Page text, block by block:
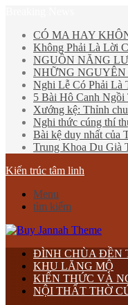
CÓ MA HAY
Không Phải Là Lời
NGUỒN NĂNG
NHỮNG
Nghi Lễ Có Phải Là
5 Bài Hô Canh Ngồi
Xướng kệ: Thỉnh
Nghi thức cúng thí
Bài kệ duy nhất của
Trung Khoa Du Già
Kiến trúc tâm linh
Menu
tìm kiếm
ĐÌNH CHÙA ĐỀN
KHU LĂNG MỘ
KIẾN THỨC VÀ
NỘI THẤT THỜ